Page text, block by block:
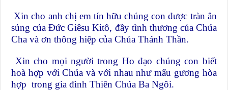
Xin cho anh chị em tín hữu chúng con được tràn ân
sủng của Đức Giêsu Kitô, đầy tình thương của Chúa
Cha và ơn thông hiệp của Chúa Thánh Thần.
Xin cho mọi người trong Ho đạo chúng con biết
hoà hợp với Chúa và với nhau như mẩu gương hòa
hợp trong gia đình Thiên Chúa Ba Ngôi.